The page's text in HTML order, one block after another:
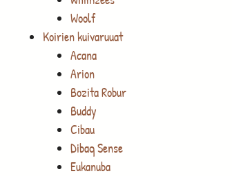
Woolf
Koirien kuivaruuat
Acana
Arion
Bozita Robur
Buddy
Cibau
Dibaq Sense
Eukanuba